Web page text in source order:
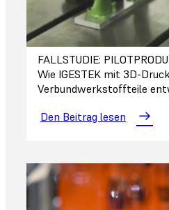
FALLSTUDIE:
Wie IGESTEK mit 3D-
Verbundwerkstoffteile
Den Beitrag lesen